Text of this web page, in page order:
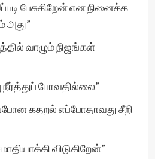
பேசுகிறேன் என நினைக்க
அது”
வாழும் நிஜங்கள்
நீர்த்துப் போவதில்லை”
கதறல் எப்போதாவது சீறி
விடுகிறேன்”